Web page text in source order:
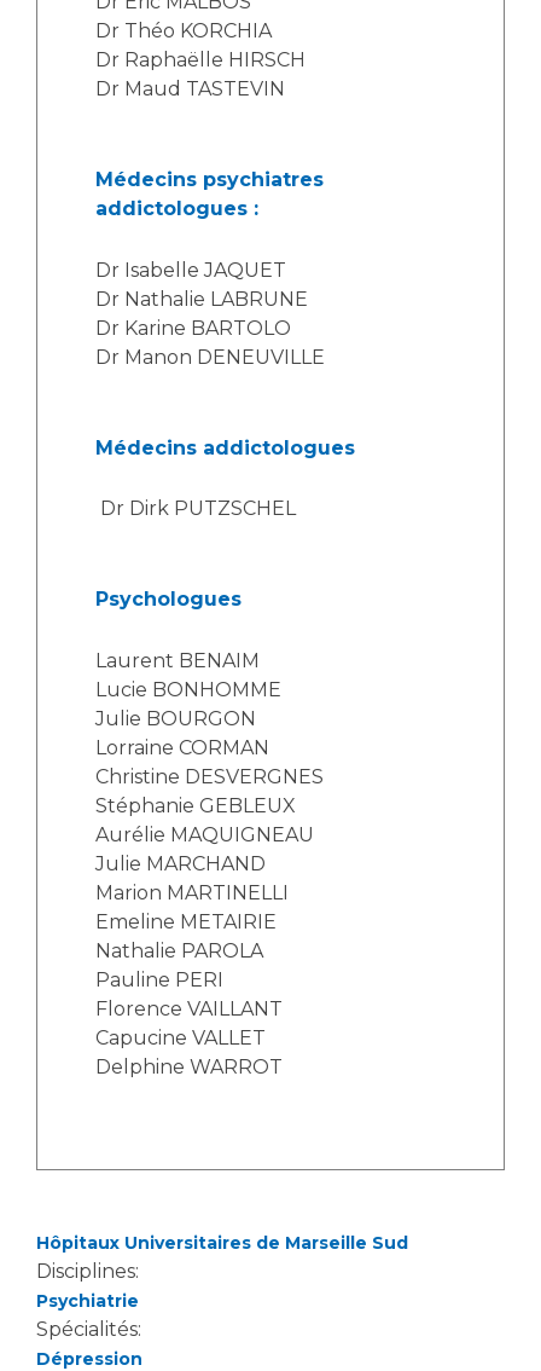
Qualité
Sécurité
Lieu de santé sans tabac
Liste des marchés conclus
Documents utiles
Dr Théo KORCHIA
Dr Raphaëlle HIRSCH
Dr Maud TASTEVIN
Médecins psychiatres
addictologues :
Dr Isabelle JAQUET
Dr Nathalie LABRUNE
Dr Karine BARTOLO
Dr Manon DENEUVILLE
Médecins addictologues
Dr Dirk PUTZSCHEL
Psychologues
Laurent BENAIM
Lucie BONHOMME
Julie BOURGON
Lorraine CORMAN
Christine DESVERGNES
Stéphanie GEBLEUX
Aurélie MAQUIGNEAU
Julie MARCHAND
Marion MARTINELLI
Emeline METAIRIE
Nathalie PAROLA
Pauline PERI
Florence VAILLANT
Capucine VALLET
Delphine WARROT
Hôpitaux Universitaires de Marseille Sud
Disciplines:
Psychiatrie
Spécialités:
Dépression